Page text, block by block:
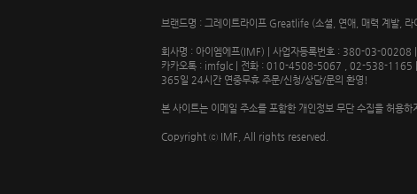
브랜드명 : 그레이트라이프 Greatlife (소셜, 연애, 매력 계발, 라
회사명 : 아이엠에프(IMF) | 사업자등록번호 : 380-03-00208
카카오톡 : imfglc | 전화 : 010-4508-5067 , 02-538-1165
365일 24시간 연중무휴 주문/신청/상담/문의 환영!
본 사이트는 이메일 주소를 포함한 개인정보 무단 수집을 허용하
Copyright ⓒ IMF, All rights reserved.